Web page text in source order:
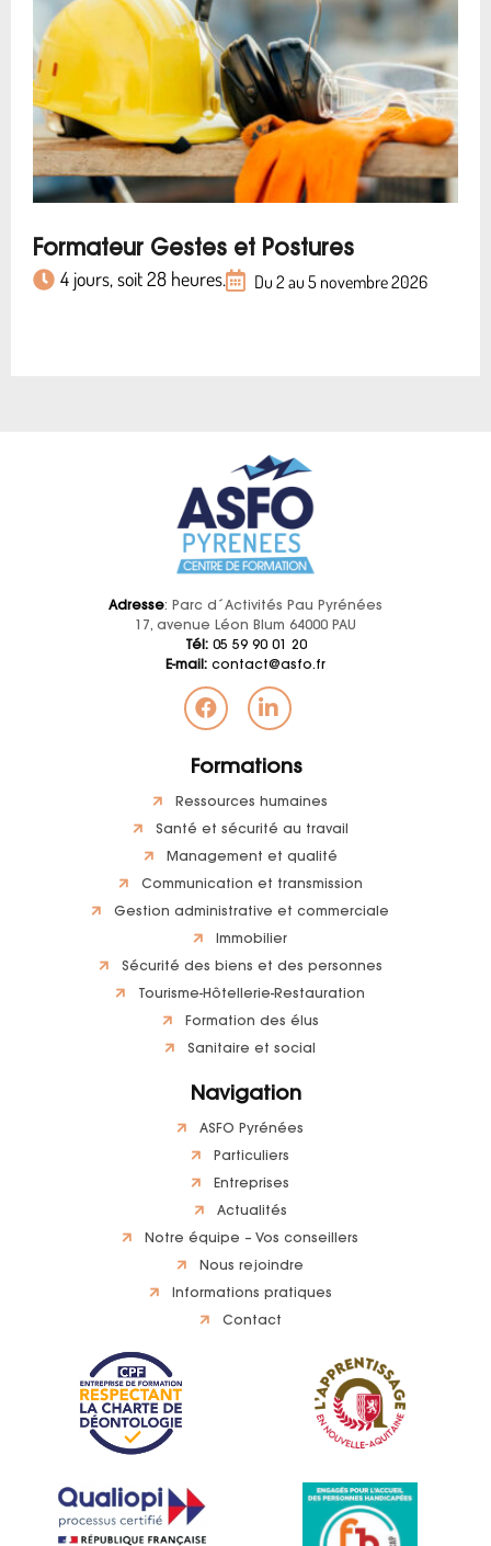
Formateur Gestes et Postures
4 jours, soit 28 heures. Du 2 au 5 novembre 2026
Adresse: Parc d´Activités Pau Pyrénées
17, avenue Léon Blum 64000 PAU
Tél:05 59 90 01 20
E-mail: contact@asfo.fr
Formations
Ressources humaines
Santé et sécurité au travail
Management et qualité
Communication et transmission
Gestion administrative et commerciale
Immobilier
Sécurité des biens et des personnes
Tourisme-Hôtellerie-Restauration
Formation des élus
Sanitaire et social
Navigation
ASFO Pyrénées
Particuliers
Entreprises
Actualités
Notre équipe – Vos conseillers
Nous rejoindre
Informations pratiques
Contact